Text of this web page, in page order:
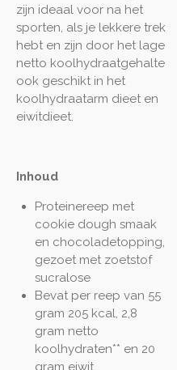
zijn ideaal voor na het
sporten, als je lekkere trek
hebt en zijn door het lage
netto koolhydraatgehalte
ook geschikt in het
koolhydraatarm dieet en
eiwitdieet.
Inhoud
Proteinereep met
cookie dough smaak
en chocoladetopping,
gezoet met zoetstof
sucralose
Bevat per reep van 55
gram 205 kcal, 2,8
gram netto
koolhydraten** en 20
gram eiwit.